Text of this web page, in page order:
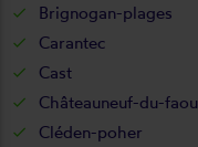
Brignogan-plages
Carantec
Cast
Châteauneuf-du-faou
Cléden-poher